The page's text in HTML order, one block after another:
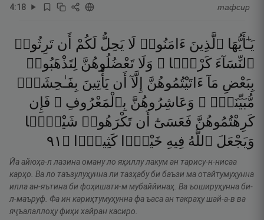
4:18 тафсир
يَـٰٓأَيُّهَا ٱلَّذِينَ ءَامَنُوا۟ لَا يَحِلُّ لَكُمْ أَن تَرِثُوا۟
ٱلنِّسَآءَ كَرْهًۭا ۖ وَلَا تَعْضُلُوهُنَّ لِتَذْهَبُوا۟
بِبَعْضِ مَآ ءَاتَيْتُمُوهُنَّ إِلَّآ أَن يَأْتِينَ بِفَـٰحِشَةٍۢ
مُّبَيِّنَةٍۢ ۚ وَعَاشِرُوهُنَّ بِٱلْمَعْرُوفِ ۚ فَإِن
كَرِهْتُمُوهُنَّ فَعَسَىٰٓ أَن تَكْرَهُوا۟ شَيْـًۭٔا
وَيَجْعَلَ ٱللَّهُ فِيهِ خَيْرًۭا كَثِيرًۭا ۝ ١٩
Йа айюҳа-л лазина оману ло яҳиллу лакум ан тарису-н-нисаа
карҳо. Ва ло таъзулуҳунна ли тазҳабу би баъзи ма отайтумуҳунна
илла ан-яътина би фоҳишати-м мубаййинаҳ. Ва ъошируҳунна би-
л-маъруф. Фа ин кариҳтумуҳунна фа ъаса ан такраҳу шай-а-в ва
яҷъалаллоҳу фиҳи хайран касиро.